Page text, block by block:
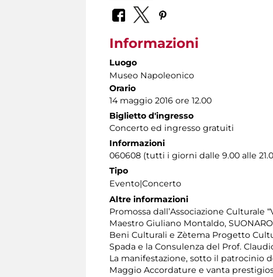
Informazioni
Luogo
Museo Napoleonico
Orario
14 maggio 2016 ore 12.00
Biglietto d'ingresso
Concerto ed ingresso gratuiti
Informazioni
060608 (tutti i giorni dalle 9.00 alle
Tipo
Evento|Concerto
Altre informazioni
Promossa dall’Associazione
Maestro Giuliano Montaldo,
Beni Culturali e Zètema Progetto
Spada e la Consulenza del Prof.
La manifestazione, sotto il patrocinio
Maggio Accordature e vanta